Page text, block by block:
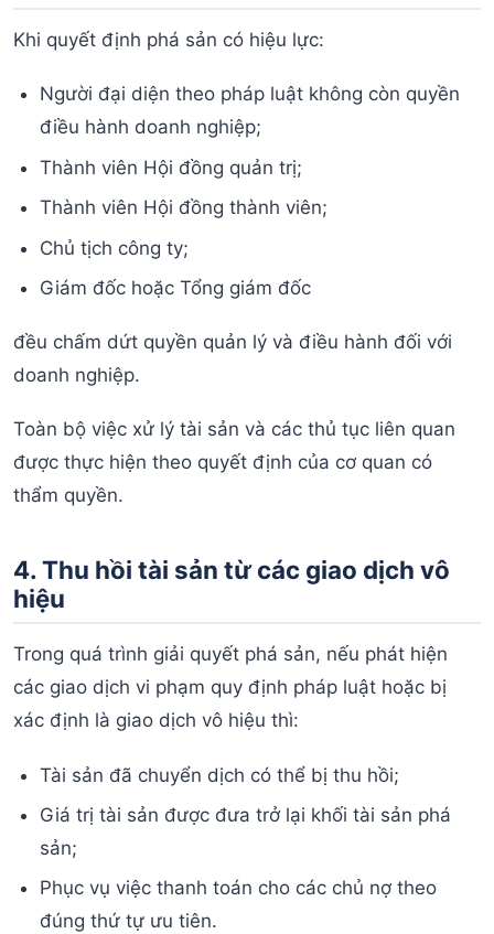
Khi quyết định phá sản có hiệu lực:
Người đại diện theo pháp luật không còn quyền
điều hành doanh nghiệp;
Thành viên Hội đồng quản trị;
Thành viên Hội đồng thành viên;
Chủ tịch công ty;
Giám đốc hoặc Tổng giám đốc
đều chấm dứt quyền quản lý và điều hành đối với
doanh nghiệp.
Toàn bộ việc xử lý tài sản và các thủ tục liên quan
được thực hiện theo quyết định của cơ quan có
thẩm quyền.
4. Thu hồi tài sản từ các giao dịch vô
hiệu
Trong quá trình giải quyết phá sản, nếu phát hiện
các giao dịch vi phạm quy định pháp luật hoặc bị
xác định là giao dịch vô hiệu thì:
Tài sản đã chuyển dịch có thể bị thu hồi;
Giá trị tài sản được đưa trở lại khối tài sản phá
sản;
Phục vụ việc thanh toán cho các chủ nợ theo
đúng thứ tự ưu tiên.